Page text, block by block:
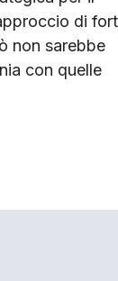
di
non sarebbe
con quelle